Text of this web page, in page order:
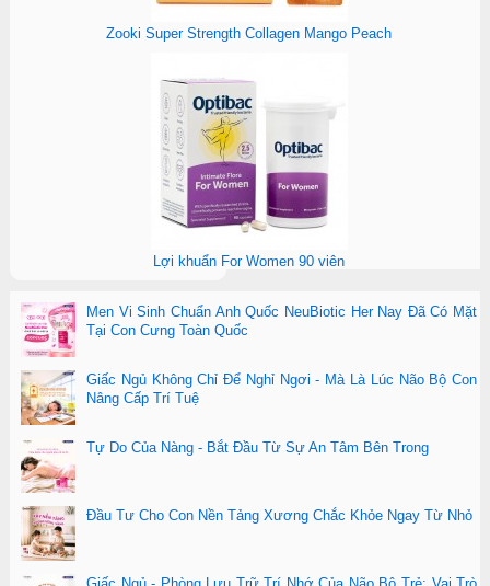
Zooki Super Strength Collagen Mango Peach
Lợi khuẩn For Women 90 viên
Men Vi Sinh Chuẩn Anh Quốc NeuBiotic Her Nay Đã Có Mặt
Tại Con Cưng Toàn Quốc
Giấc Ngủ Không Chỉ Để Nghỉ Ngơi - Mà Là Lúc Não Bộ Con
Nâng Cấp Trí Tuệ
Tự Do Của Nàng - Bắt Đầu Từ Sự An Tâm Bên Trong
Đầu Tư Cho Con Nền Tảng Xương Chắc Khỏe Ngay Từ Nhỏ